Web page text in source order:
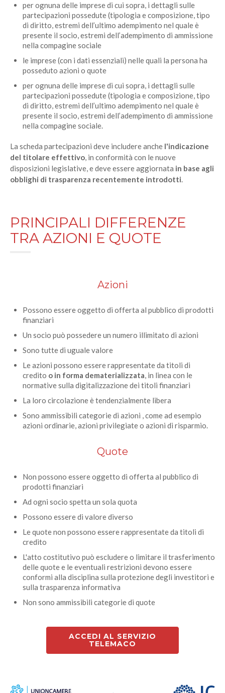
per ognuna delle imprese di cui sopra, i dettagli sulle
partecipazioni possedute (tipologia e composizione, tipo
di diritto, estremi dell’ultimo adempimento nel quale è
presente il socio, estremi dell’adempimento di ammissione
nella compagine sociale
le imprese (con i dati essenziali) nelle quali la persona ha
posseduto azioni o quote
per ognuna delle imprese di cui sopra, i dettagli sulle
partecipazioni possedute (tipologia e composizione, tipo
di diritto, estremi dell’ultimo adempimento nel quale è
presente il socio, estremi dell’adempimento di ammissione
nella compagine sociale.
La scheda partecipazioni deve includere anche l'indicazione
del titolare effettivo, in conformità con le nuove
disposizioni legislative, e deve essere aggiornata in base agli
obblighi di trasparenza recentemente introdotti.
PRINCIPALI DIFFERENZE
TRA AZIONI E QUOTE
Azioni
Possono essere oggetto di offerta al pubblico di prodotti
finanziari
Un socio può possedere un numero illimitato di azioni
Sono tutte di uguale valore
Le azioni possono essere rappresentate da titoli di
credito o in forma dematerializzata, in linea con le
normative sulla digitalizzazione dei titoli finanziari
La loro circolazione è tendenzialmente libera
Sono ammissibili categorie di azioni , come ad esempio
azioni ordinarie, azioni privilegiate o azioni di risparmio.
Quote
Non possono essere oggetto di offerta al pubblico di
prodotti finanziari
Ad ogni socio spetta un sola quota
Possono essere di valore diverso
Le quote non possono essere rappresentate da titoli di
credito
L'atto costitutivo può escludere o limitare il trasferimento
delle quote e le eventuali restrizioni devono essere
conformi alla disciplina sulla protezione degli investitori e
sulla trasparenza informativa
Non sono ammissibili categorie di quote
ACCEDI AL SERVIZIO
TELEMACO